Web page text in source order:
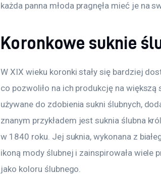
każda panna młoda pragnęła mieć je na
Koronkowe suknie
W XIX wieku koronki stały się bardziej
co pozwoliło na ich produkcję na większą
używane do zdobienia sukni ślubnych,
znanym przykładem jest suknia ślubna
w 1840 roku. Jej suknia, wykonana z
ikoną mody ślubnej i zainspirowała wiele
jako koloru ślubnego.